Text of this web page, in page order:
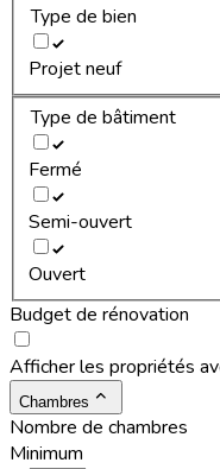
Type de bien
Projet neuf
Type de bâtiment
Fermé
Semi-ouvert
Ouvert
Budget de rénovation
Afficher les propriétés
Chambres
Nombre de chambres
Minimum